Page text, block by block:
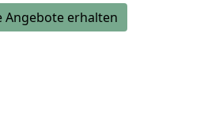
Angebote erhalten